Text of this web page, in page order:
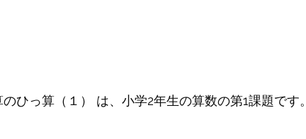
ひっ算（１） は、小学2年生の算数の第1課題です。